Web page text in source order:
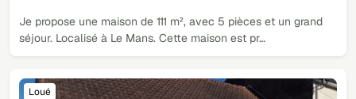
Je propose une maison de 111 m², avec 5 pièces et un grand
séjour. Localisé à Le Mans. Cette maison est pr…
Loué